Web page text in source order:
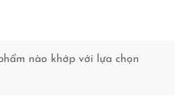
nào khớp với lựa chọn